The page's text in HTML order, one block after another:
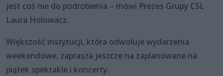
jest coś nie do podrobienia – mówi Prezes Grupy CSL
Laura Hołowacz.
Większość instytucji, która odwołuje wydarzenia
weekendowe, zaprasza jeszcze na zaplanowane na
piątek spektakle i koncerty.